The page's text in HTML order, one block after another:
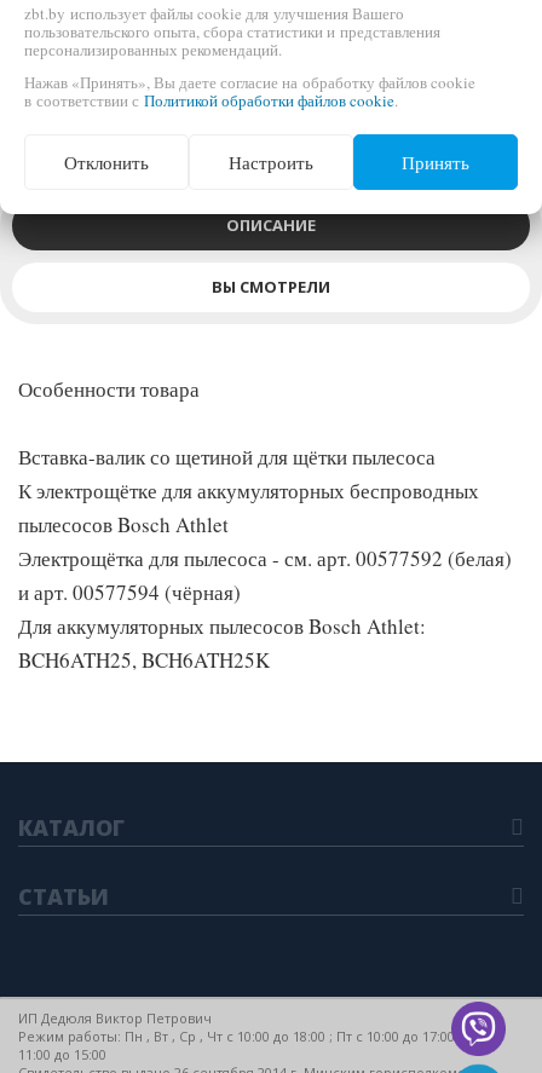
Для аккумуляторных пылесосов Bosch Athlet: BCH6ATH25,
BCH6ATH25K
ОПИСАНИЕ
ВЫ СМОТРЕЛИ
Особенности товара
Вставка-валик со щетиной для щётки пылесоса
К электрощётке для аккумуляторных беспроводных
пылесосов Bosch Athlet
Электрощётка для пылесоса - см. арт. 00577592 (белая)
и арт. 00577594 (чёрная)
Для аккумуляторных пылесосов Bosch Athlet:
BCH6ATH25, BCH6ATH25K
КАТАЛОГ
СТАТЬИ
ИП Дедюля Виктор Петрович
Режим работы: Пн , Вт , Ср , Чт c 10:00 до 18:00 ; Пт c 10:00 до 17:00 ; Сб c
11:00 до 15:00
zbt.by использует файлы cookie для улучшения Вашего
пользовательского опыта, сбора статистики и представления
персонализированных рекомендаций.
Нажав «Принять», Вы даете согласие на обработку файлов cookie
в соответствии с Политикой обработки файлов cookie.
Отклонить Настроить Принять